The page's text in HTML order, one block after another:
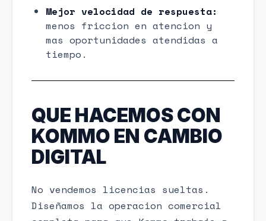
Mejor velocidad de respuesta:
menos friccion en atencion y
mas oportunidades atendidas a
tiempo.
QUE HACEMOS CON
KOMMO EN CAMBIO
DIGITAL
No vendemos licencias sueltas.
Diseñamos la operacion comercial